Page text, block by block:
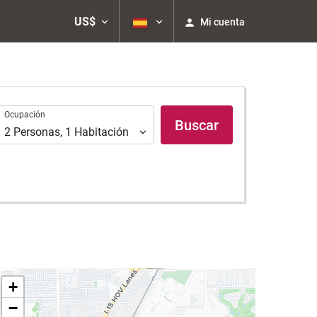
US$ Mi cuenta
Ocupación
Ocupación
2 Personas, 1 Habitación Buscar
+
−